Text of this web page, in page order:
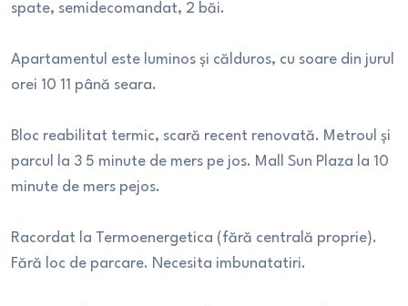
spate, semidecomandat, 2 băi.
Apartamentul este luminos și călduros, cu soare din jurul
orei 10 11 până seara.
Bloc reabilitat termic, scară recent renovată. Metroul și
parcul la 3 5 minute de mers pe jos. Mall Sun Plaza la 10
minute de mers pejos.
Racordat la Termoenergetica (fără centrală proprie).
Fără loc de parcare. Necesita imbunatatiri.